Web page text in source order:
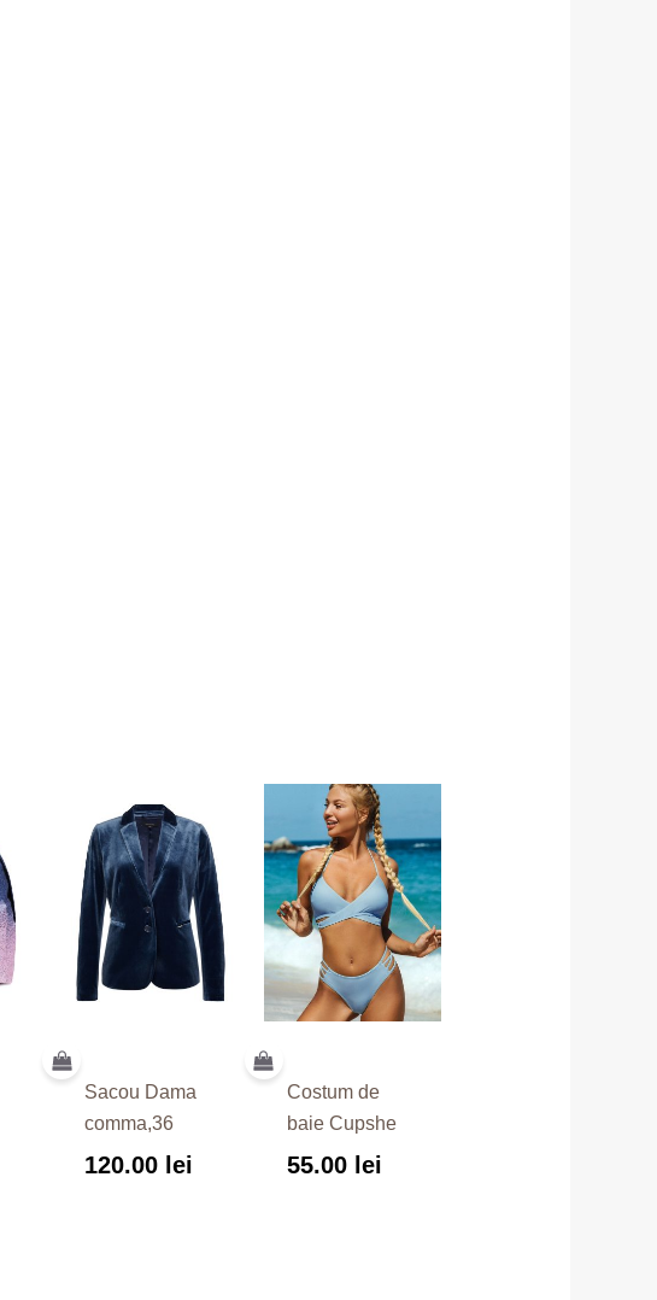
Sacou Dama
comma,36
120.00 lei
Costum de
baie Cupshe
55.00 lei